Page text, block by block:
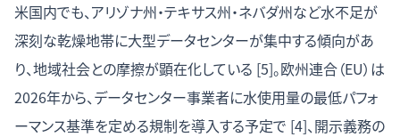
米国内でも、アリゾナ州・テキサス州・ネバダ州など水不足が
深刻な乾燥地帯に大型データセンターが集中する傾向があ
り、地域社会との摩擦が顕在化している [5]。欧州連合（EU）は
2026年から、データセンター事業者に水使用量の最低パフォ
ーマンス基準を定める規制を導入する予定で [4]、開示義務の